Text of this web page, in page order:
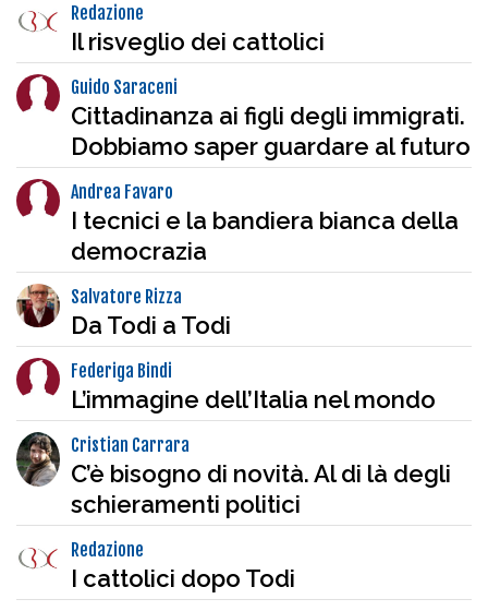
Redazione
Il risveglio dei cattolici
Guido Saraceni
Cittadinanza ai figli degli immigrati.
Dobbiamo saper guardare al futuro
Andrea Favaro
I tecnici e la bandiera bianca della
democrazia
Salvatore Rizza
Da Todi a Todi
Federiga Bindi
L’immagine dell’Italia nel mondo
Cristian Carrara
C’è bisogno di novità. Al di là degli
schieramenti politici
Redazione
I cattolici dopo Todi